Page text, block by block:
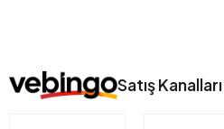
Satış Kanalları